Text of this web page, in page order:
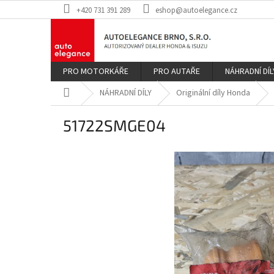
na
+420 731 391 289 eshop@autoelegance.cz
PRO MOTORKÁŘE PRO AUTAŘE NÁHRADNÍ
Domů NÁHRADNÍ DÍLY Originální díly Honda
51722SMGE04